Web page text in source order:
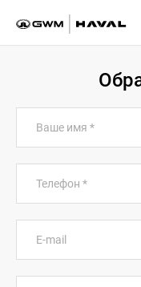
Ваше имя *
Телефон *
E-mail